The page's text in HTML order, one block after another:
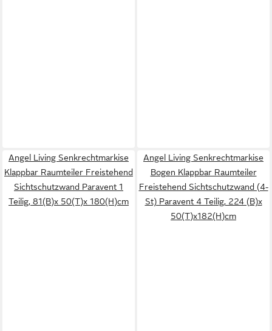
Angel Living Senkrechtmarkise
Klappbar Raumteiler Freistehend
Sichtschutzwand Paravent 1
Teilig, 81(B)x 50(T)x 180(H)cm
Angel Living Senkrechtmarkise
Bogen Klappbar Raumteiler
Freistehend Sichtschutzwand (4-
St) Paravent 4 Teilig, 224 (B)x
50(T)x182(H)cm